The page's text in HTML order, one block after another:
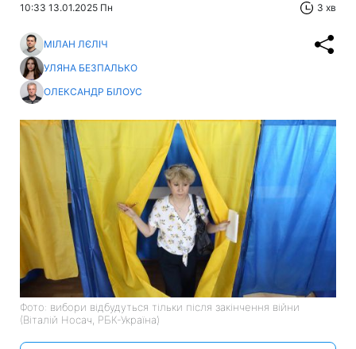
10:33 13.01.2025 Пн 3 хв
МІЛАН ЛЄЛІЧ
УЛЯНА БЕЗПАЛЬКО
ОЛЕКСАНДР БІЛОУС
Фото: вибори відбудуться тільки після закінчення війни
(Віталій Носач, РБК-Україна)